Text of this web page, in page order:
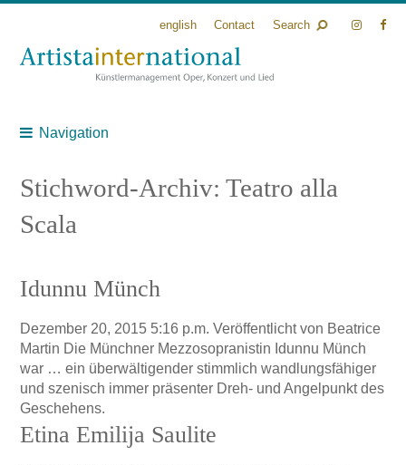
english Contact Search
Navigation
Stichword-Archiv: Teatro alla
Scala
Idunnu Münch
Dezember 20, 2015 5:16 p.m. Veröffentlicht von Beatrice
Martin Die Münchner Mezzosopranistin Idunnu Münch
war … ein überwältigender stimmlich wandlungsfähiger
und szenisch immer präsenter Dreh- und Angelpunkt des
Geschehens.
Etina Emilija Saulite